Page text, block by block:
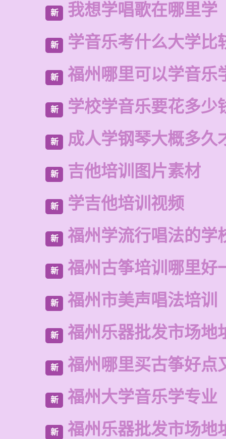
新 我想学唱歌在哪里学
新 学音乐考什么大学比
新 福州哪里可以学音乐
新 学校学音乐要花多少
新 成人学钢琴大概多久
新 吉他培训图片素材
新 学吉他培训视频
新 福州学流行唱法的学
新 福州古筝培训哪里好
新 福州市美声唱法培训
新 福州乐器批发市场地
新 福州哪里买古筝好点
新 福州大学音乐学专业
新 福州乐器批发市场地